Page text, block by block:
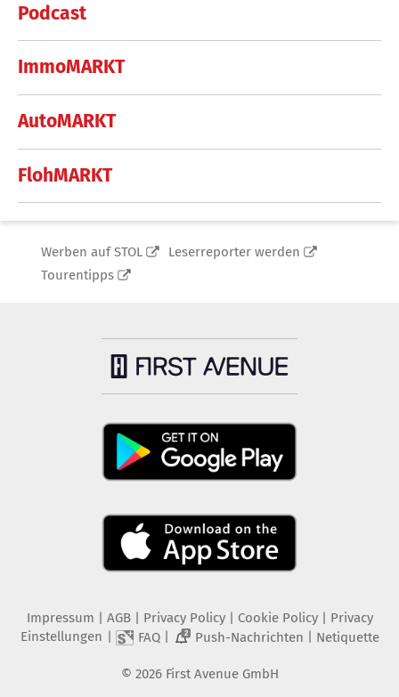
Podcast
ImmoMARKT
AutoMARKT
FlohMARKT
Werben auf STOL
Leserreporter werden
Tourentipps
Impressum AGB Privacy Policy| Cookie Policy| Privacy
Einstellungen
FAQ| 2 Push-Nachrichten Netiquette
© 2026 First Avenue GmbH